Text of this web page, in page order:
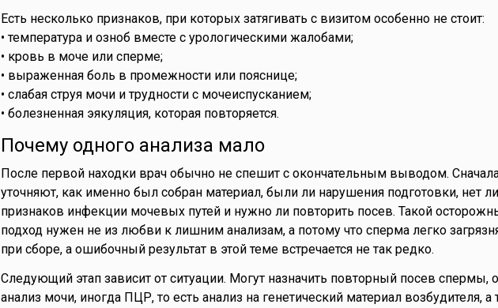
Есть несколько признаков, при которых затягивать с визитом особенно не стоит:
• температура и озноб вместе с урологическими жалобами;
• кровь в моче или сперме;
• выраженная боль в промежности или пояснице;
• слабая струя мочи и трудности с мочеиспусканием;
• болезненная эякуляция, которая повторяется.
Почему одного анализа мало
После первой находки врач обычно не спешит с окончательным выводом.
уточняют, как именно был собран материал, были ли нарушения подготовки, нет ли
признаков инфекции мочевых путей и нужно ли повторить посев. Такой
подход нужен не из любви к лишним анализам, а потому что сперма легко
при сборе, а ошибочный результат в этой теме встречается не так редко.
Следующий этап зависит от ситуации. Могут назначить повторный посев спермы,
анализ мочи, иногда ПЦР, то есть анализ на генетический материал возбудителя, а